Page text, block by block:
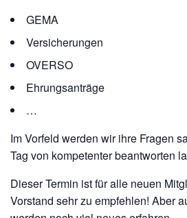
GEMA
Versicherungen
OVERSO
Ehrungsanträge
…
Im Vorfeld werden wir ihre Fragen
Tag von kompetenter beantworten
Dieser Termin ist für alle neuen
Vorstand sehr zu empfehlen! Aber